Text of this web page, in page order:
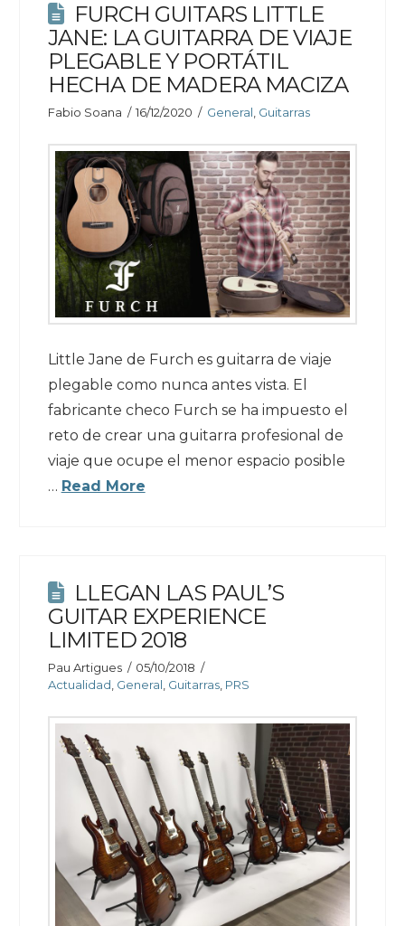
FURCH GUITARS LITTLE
JANE: LA GUITARRA DE VIAJE
PLEGABLE Y PORTÁTIL
HECHA DE MADERA MACIZA
Fabio Soana 16/12/2020 General Guitarras
Little Jane de Furch es guitarra de viaje
plegable como nunca antes vista. El
fabricante checo Furch se ha impuesto el
reto de crear una guitarra profesional de
viaje que ocupe el menor espacio posible
… Read More
LLEGAN LAS PAUL’S
GUITAR EXPERIENCE
LIMITED 2018
Pau Artigues
05/10/2018
Actualidad General Guitarras, PRS